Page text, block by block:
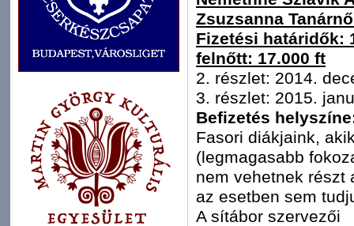
Zsuzsanna
Fizetési határidők:
felnőtt: 17.000 ft
2. részlet: 2014.
3. részlet: 2015.
Befizetés
Fasori diákjaink,
(legmagasabb
nem vehetnek részt
az esetben sem
A sítábor szervezői